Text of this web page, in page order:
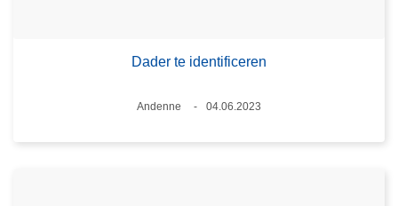
Dader te identificeren
Plaats
Andenne
04.06.2023